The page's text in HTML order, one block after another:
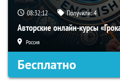
08:32:11 Получили:4
Авторские онлайн-курсы
Россия
Бесплатно